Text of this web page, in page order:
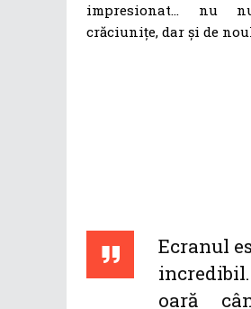
impresionat… nu
crăciunițe, dar și de
Ecranul
oară